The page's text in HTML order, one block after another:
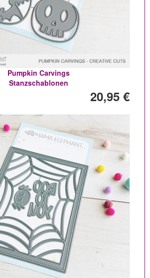
Pumpkin Carvings
Stanzschablonen
20,95 €